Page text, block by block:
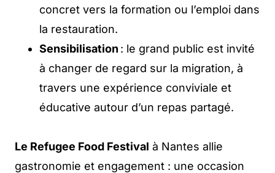
concret vers la formation ou l’emploi dans
la restauration.
Sensibilisation : le grand public est invité
à changer de regard sur la migration, à
travers une expérience conviviale et
éducative autour d’un repas partagé.
Le Refugee Food Festival à Nantes allie
gastronomie et engagement : une occasion